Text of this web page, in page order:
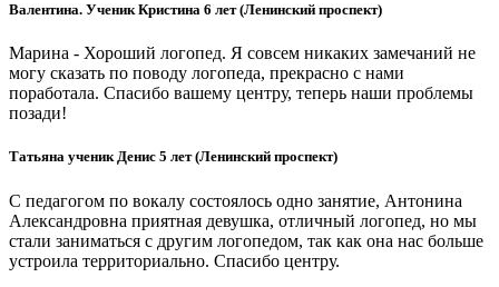
Валентина. Ученик Кристина 6 лет (Ленинский проспект)
Марина - Хороший логопед. Я совсем никаких замечаний не
могу сказать по поводу логопеда, прекрасно с нами
поработала. Спасибо вашему центру, теперь наши проблемы
позади!
Татьяна ученик Денис 5 лет (Ленинский проспект)
С педагогом по вокалу состоялось одно занятие, Антонина
Александровна приятная девушка, отличный логопед, но мы
стали заниматься с другим логопедом, так как она нас больше
устроила территориально. Спасибо центру.